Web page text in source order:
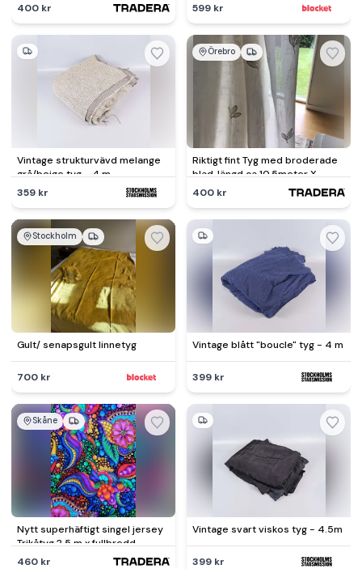
400 kr
599 kr
Vintage strukturvävd melange
grå/beige tyg - 4 m
359 kr
Örebro
Riktigt fint Tyg med broderade
blad, längd ca 10,5meter X
bredd 1,5 meter.
400 kr
Stockholm
Gult/ senapsgult linnetyg
700 kr
Vintage blått "boucle" tyg - 4 m
399 kr
Skåne
Nytt superhäftigt singel jersey
Trikåtyg 2.5 m x fullbredd
460 kr
Vintage svart viskos tyg - 4.5m
399 kr